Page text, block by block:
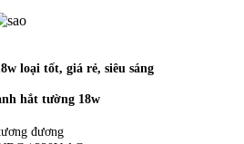
loại tốt, giá rẻ, siêu sáng
hắt tường 18w
đương